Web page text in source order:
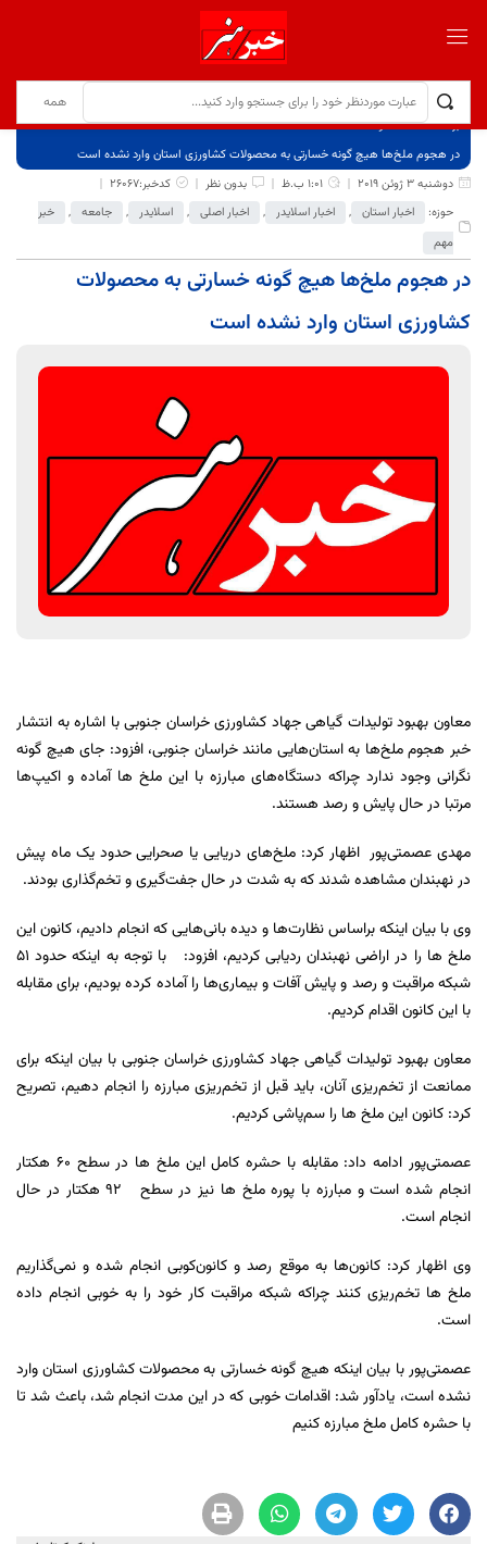
برگ نخست
نوشته‌ها
در هجوم ملخ‌ها هیچ گونه خسارتی به محصولات کشاورزی استان وارد نشده است
دوشنبه 3 ژوئن 2019
1:01 ب.ظ بدون نظر
کدخبر:26067
حوزه:
اخبار استان , اخبار اسلایدر , اخبار اصلی , اسلایدر , جامعه ,
خبر
مهم
در هجوم ملخ‌ها هیچ گونه خسارتی به محصولات
کشاورزی استان وارد نشده است
معاون بهبود تولیدات گیاهی جهاد کشاورزی خراسان جنوبی با اشاره به انتشار
خبر هجوم ملخ‌ها به استان‌هایی مانند خراسان جنوبی، افزود: جای هیچ گونه
نگرانی وجود ندارد چراکه دستگاه‌های مبارزه با این ملخ ‌ها آماده و اکیپ‌ها
مرتبا در حال پایش و رصد هستند.
مهدی عصمتی‌پور اظهار کرد: ملخ‌های دریایی یا صحرایی حدود یک ماه پیش
در نهبندان مشاهده شدند که به شدت در حال جفت‌گیری و تخم‌گذاری بودند.
وی با بیان اینکه براساس نظارت‌ها و دیده بانی‌هایی که انجام دادیم، کانون این
ملخ ها را در اراضی نهبندان ردیابی کردیم، افزود: با توجه به اینکه حدود 51
شبکه مراقبت و رصد و پایش آفات و بیماری‌ها را آماده کرده بودیم، برای مقابله
با این کانون اقدام کردیم.
معاون بهبود تولیدات گیاهی جهاد کشاورزی خراسان جنوبی با بیان اینکه برای
ممانعت از تخم‌ریزی آنان، باید قبل از تخم‌ریزی مبارزه را انجام دهیم، تصریح
کرد: کانون این ملخ ها را سم‌پاشی کردیم.
عصمتی‌پور ادامه داد: مقابله با حشره کامل این ملخ ها در سطح 60 هکتار
انجام شده است و مبارزه با پوره ملخ ‌ها نیز در سطح 92 هکتار در حال
انجام است.
وی اظهار کرد: کانون‌ها به موقع رصد و کانون‌کوبی انجام شده و نمی‌گذاریم
ملخ ‌ها تخم‌ریزی کنند چراکه شبکه مراقبت کار خود را به خوبی انجام داده
است.
عصمتی‌پور با بیان اینکه هیچ گونه خسارتی به محصولات کشاورزی استان وارد
نشده است، یادآور شد: اقدامات خوبی که در این مدت انجام شد، باعث شد تا
با حشره کامل ملخ مبارزه کنیم